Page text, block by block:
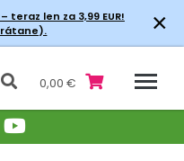
– teraz len za 3,99 EUR!
×
0,00 €